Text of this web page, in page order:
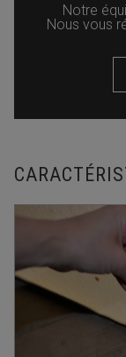
Notre
Nous vous